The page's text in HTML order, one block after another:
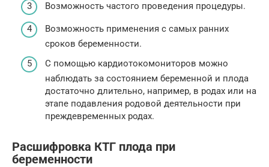
Возможность частого проведения процедуры.
Возможность применения с самых ранних
сроков беременности.
С помощью кардиотокомониторов можно
наблюдать за состоянием беременной и плода
достаточно длительно, например, в родах или на
этапе подавления родовой деятельности при
преждевременных родах.
Расшифровка КТГ плода при
беременности